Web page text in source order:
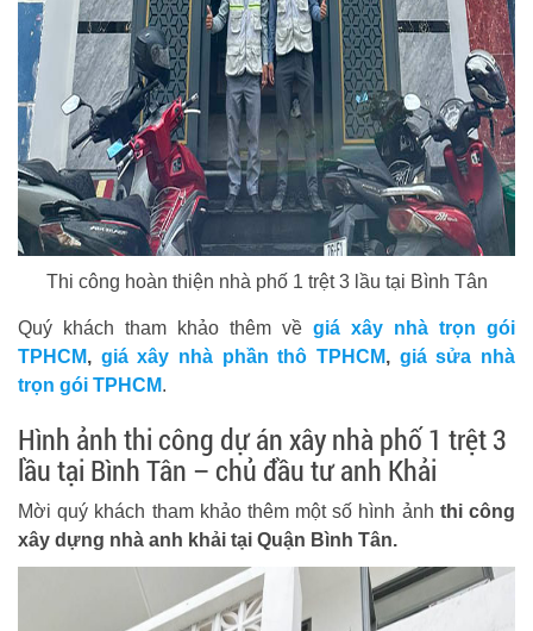
Thi công hoàn thiện nhà phố 1 trệt 3 lầu tại Bình Tân
Quý khách tham khảo thêm về giá xây nhà trọn gói
TPHCM, giá xây nhà phần thô TPHCM, giá sửa nhà
trọn gói TPHCM.
Hình ảnh thi công dự án xây nhà phố 1 trệt 3
lầu tại Bình Tân – chủ đầu tư anh Khải
Mời quý khách tham khảo thêm một số hình ảnh thi công
xây dựng nhà anh khải tại Quận Bình Tân.